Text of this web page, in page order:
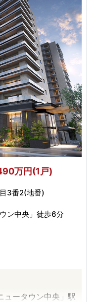
万円(1戸)
3番2(地番)
ン中央」徒歩6分
ュータウン中央」駅